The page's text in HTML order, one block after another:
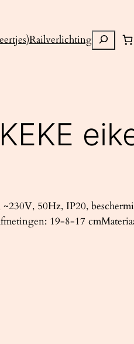
RailverlichtingZoeken
50Hz, IP20,
19-8-17